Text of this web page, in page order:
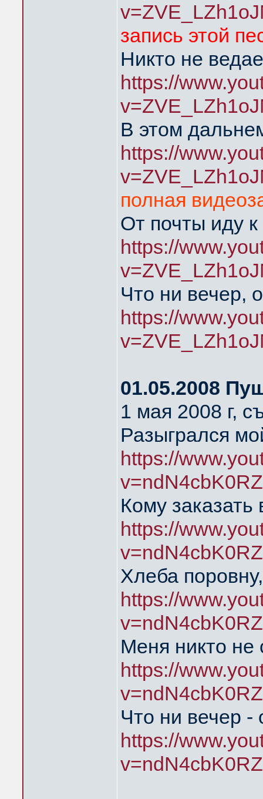
запись этой
Никто не
https://
В этом
https://
полная
От почты иду
https://
Что ни вечер,
https://
01.05.2008
1 мая 2008 г,
Разыгрался
https://
Кому заказать
https://
Хлеба
https://
Меня никто
https://
Что ни вечер -
https://